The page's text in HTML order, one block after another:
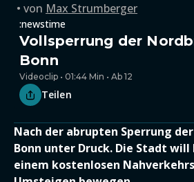
von Max Strumberger
:newstime
Vollsperrung der
Bonn
Videoclip • 01:44 Min • Ab 12
Teilen
Nach der abrupten Sperrung
Bonn unter Druck. Die Stadt
einem kostenlosen